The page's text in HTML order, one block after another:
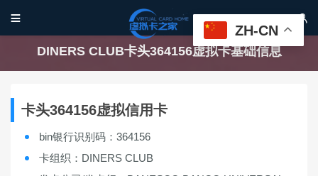
 
DINERS CLUB卡头364156虚拟卡基础信息
卡头364156虚拟信用卡
bin银行识别码：364156
卡组织：DINERS CLUB
ZH-CN